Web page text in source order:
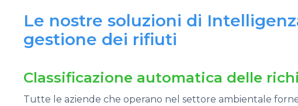
Le nostre soluzioni di
gestione dei rifiuti
Classificazione automatica delle
Tutte le aziende che operano nel settore ambientale